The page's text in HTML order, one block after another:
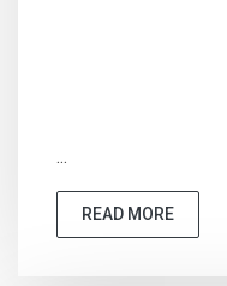
...
READ MORE